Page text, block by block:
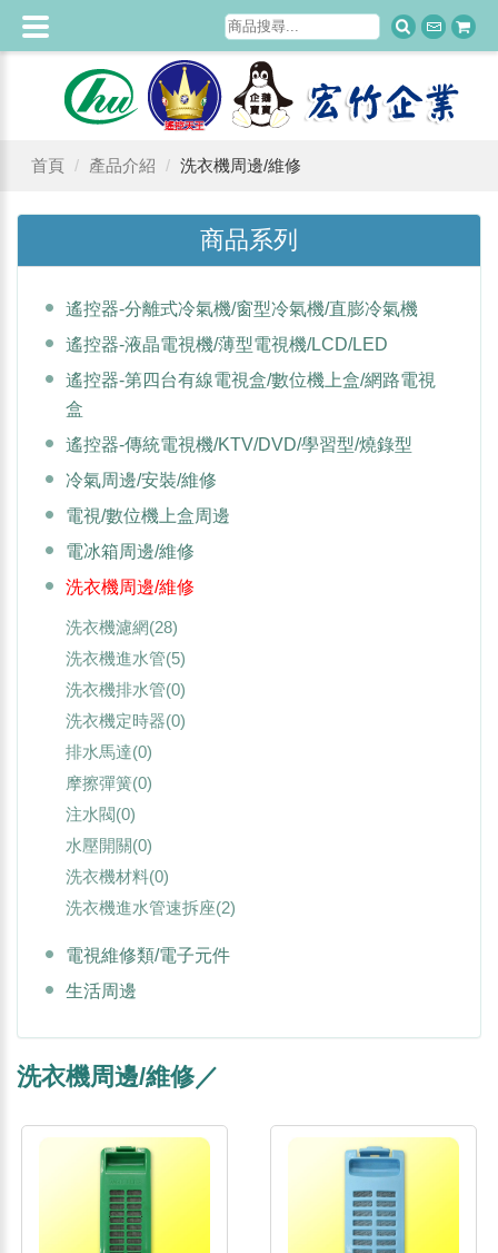
首頁 產品介紹 洗衣機周邊/維修
商品系列
遙控器-分離式冷氣機/窗型冷氣機/直膨冷氣機
遙控器-液晶電視機/薄型電視機/LCD/LED
遙控器-第四台有線電視盒/數位機上盒/網路電視
盒
遙控器-傳統電視機/KTV/DVD/學習型/燒錄型
冷氣周邊/安裝/維修
電視/數位機上盒周邊
電冰箱周邊/維修
洗衣機周邊/維修
洗衣機濾網(28)
洗衣機進水管(5)
洗衣機排水管(0)
洗衣機定時器(0)
排水馬達(0)
摩擦彈簧(0)
注水閥(0)
水壓開關(0)
洗衣機材料(0)
洗衣機進水管速拆座(2)
電視維修類/電子元件
生活周邊
洗衣機周邊/維修／